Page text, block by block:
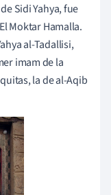
Sidi Yahya, fue
Moktar Hamalla.
al-Tadallisi,
imam de la
la de al-Aqib